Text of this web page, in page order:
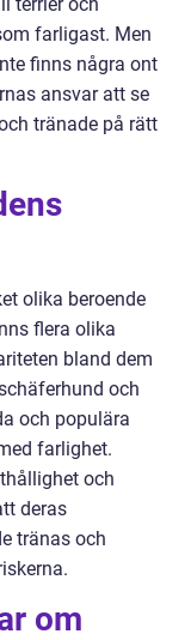
farligast. Men
finns några ont
ansvar att se
tränade på rätt
olika beroende
flera olika
bland dem
och
och populära
farlighet.
och
deras
tränas och
om